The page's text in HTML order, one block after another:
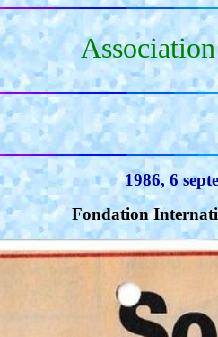
1986, 6
Fondation